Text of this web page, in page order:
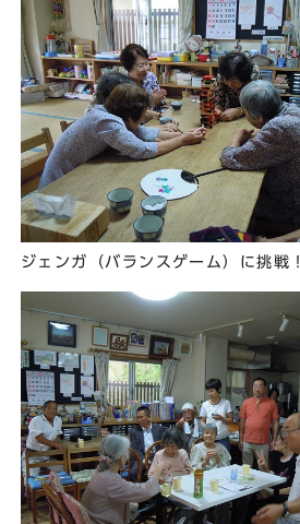
ジェンガ（バランスゲーム）に挑戦！